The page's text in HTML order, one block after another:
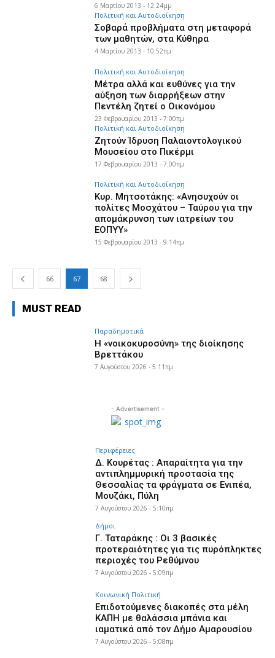
6 Μαρτίου 2013 - 12:24μμ
Πολιτική και Αυτοδιοίκηση
Σοβαρά προβλήματα στη μεταφορά
των μαθητών, στα Κύθηρα
4 Μαρτίου 2013 - 10:52πμ
Πολιτική και Αυτοδιοίκηση
Μέτρα αλλά και ευθύνες για την
αύξηση των διαρρήξεων στην
Πεντέλη ζητεί ο Οικονόμου
23 Φεβρουαρίου 2013 - 7:00πμ
Πολιτική και Αυτοδιοίκηση
Ζητούν Ίδρυση Παλαιοντολογικού
Μουσείου στο Πικέρμι
17 Φεβρουαρίου 2013 - 7:00πμ
Πολιτική και Αυτοδιοίκηση
Κυρ. Μητσοτάκης: «Ανησυχούν οι
πολίτες Μοσχάτου – Ταύρου για την
απομάκρυνση των ιατρείων του
ΕΟΠΥΥ»
15 Φεβρουαρίου 2013 - 9:14πμ
66 67 68
MUST READ
Παραδημοτικά
Η «νοικοκυροσύνη» της διοίκησης
Βρεττάκου
7 Αυγούστου 2026 - 5:11πμ
- Advertisement -
Περιφέρειες
Δ. Κουρέτας : Απαραίτητα για την
αντιπλημμυρική προστασία της
Θεσσαλίας τα φράγματα σε Ενιπέα,
Μουζάκι, Πύλη
7 Αυγούστου 2026 - 5:10πμ
Δήμοι
Γ. Ταταράκης : Οι 3 βασικές
προτεραιότητες για τις πυρόπληκτες
περιοχές του Ρεθύμνου
7 Αυγούστου 2026 - 5:09πμ
Κοινωνική Πολιτική
Επιδοτούμενες διακοπές στα μέλη
ΚΑΠΗ με θαλάσσια μπάνια και
ιαματικά από τον Δήμο Αμαρουσίου
7 Αυγούστου 2026 - 5:08πμ